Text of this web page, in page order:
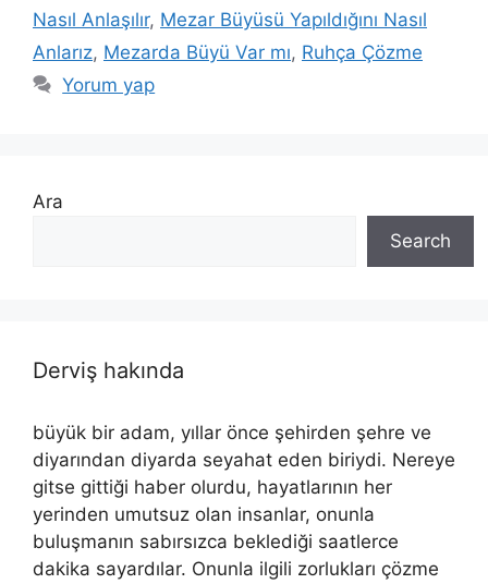
Nasıl Anlaşılır, Mezar Büyüsü Yapıldığını Nasıl
Anlarız, Mezarda Büyü Var mı, Ruhça Çözme
Yorum yap
Ara
Search
Derviş hakında
büyük bir adam, yıllar önce şehirden şehre ve
diyarından diyarda seyahat eden biriydi. Nereye
gitse gittiği haber olurdu, hayatlarının her
yerinden umutsuz olan insanlar, onunla
buluşmanın sabırsızca beklediği saatlerce
dakika sayardılar. Onunla ilgili zorlukları çözme